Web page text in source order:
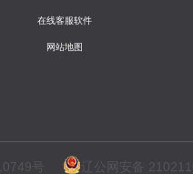
在线客服软件
网站地图
号 辽公网安备